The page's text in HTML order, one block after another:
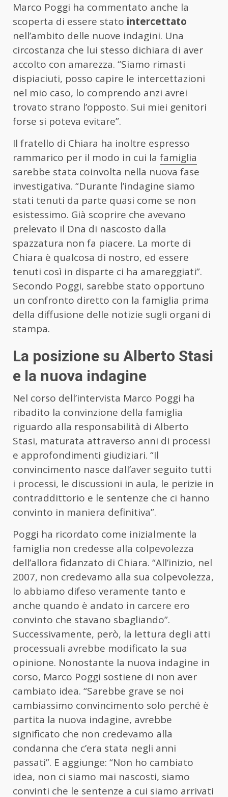
Marco Poggi ha commentato anche la
scoperta di essere stato intercettato
nell’ambito delle nuove indagini. Una
circostanza che lui stesso dichiara di aver
accolto con amarezza. “Siamo rimasti
dispiaciuti, posso capire le intercettazioni
nel mio caso, lo comprendo anzi avrei
trovato strano l’opposto. Sui miei genitori
forse si poteva evitare”.
Il fratello di Chiara ha inoltre espresso
rammarico per il modo in cui la famiglia
sarebbe stata coinvolta nella nuova fase
investigativa. “Durante l’indagine siamo
stati tenuti da parte quasi come se non
esistessimo. Già scoprire che avevano
prelevato il Dna di nascosto dalla
spazzatura non fa piacere. La morte di
Chiara è qualcosa di nostro, ed essere
tenuti così in disparte ci ha amareggiati”.
Secondo Poggi, sarebbe stato opportuno
un confronto diretto con la famiglia prima
della diffusione delle notizie sugli organi di
stampa.
La posizione su Alberto Stasi
e la nuova indagine
Nel corso dell’intervista Marco Poggi ha
ribadito la convinzione della famiglia
riguardo alla responsabilità di Alberto
Stasi, maturata attraverso anni di processi
e approfondimenti giudiziari. “Il
convincimento nasce dall’aver seguito tutti
i processi, le discussioni in aula, le perizie in
contraddittorio e le sentenze che ci hanno
convinto in maniera definitiva”.
Poggi ha ricordato come inizialmente la
famiglia non credesse alla colpevolezza
dell’allora fidanzato di Chiara. “All’inizio, nel
2007, non credevamo alla sua colpevolezza,
lo abbiamo difeso veramente tanto e
anche quando è andato in carcere ero
convinto che stavano sbagliando”.
Successivamente, però, la lettura degli atti
processuali avrebbe modificato la sua
opinione. Nonostante la nuova indagine in
corso, Marco Poggi sostiene di non aver
cambiato idea. “Sarebbe grave se noi
cambiassimo convincimento solo perché è
partita la nuova indagine, avrebbe
significato che non credevamo alla
condanna che c’era stata negli anni
passati”. E aggiunge: “Non ho cambiato
idea, non ci siamo mai nascosti, siamo
convinti che le sentenze a cui siamo arrivati